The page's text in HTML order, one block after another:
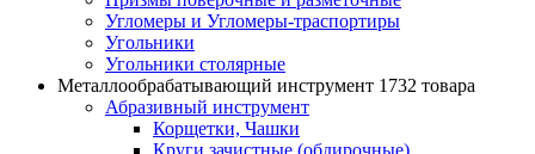
Угломеры и Угломеры-траспортиры
Угольники
Угольники столярные
Металлообрабатывающий инструмент 1732 товара
Абразивный инструмент
Корщетки, Чашки
Круги зачистные (обдирочные)